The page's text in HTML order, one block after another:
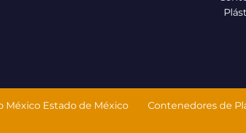
México Estado de México Contenedores de